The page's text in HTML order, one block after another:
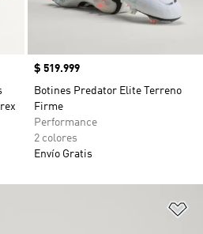
Precio
$ 519.999
Botines Predator Elite Terreno
Firme
Performance
2 colores
Envío Gratis